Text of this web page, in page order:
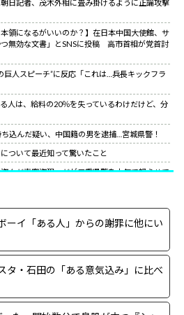
日記者、茂木外相に畳み掛けるように正論攻撃
領になるがいいのか？】在日本中国大使館、サ
無効な文書」とSNSに投稿 高市首相が党首討
巨人スピーチ”に反応「これは…兵長キックフラ
人は、給料の20％を失っているわけだけど、分
込んだ疑い、中国籍の男を逮捕…宮城県警！
ついて最近知って驚いたこと
んだ車窃盗犯、だが三重県警を本気で怒らせて
くて50万円詐欺られた拳銃を3千円で日本国内
大槻マキにグラス米国駐日大使が日本語でエー
貫いて」［12/3］
巨人スピーチ”に反応「これは…兵長キックフラ
成功している人間なんだがな。
ーイ「ある人」からの謝罪に他にい
タ・石田の「ある意気込み」に比べ